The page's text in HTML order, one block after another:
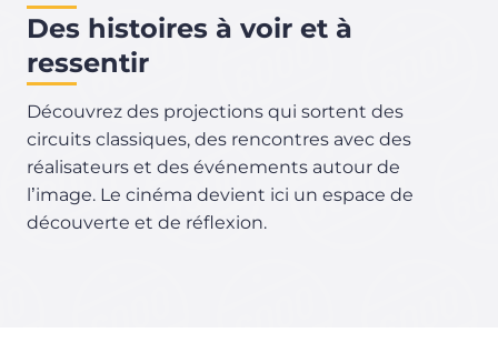
Des histoires à voir et à
ressentir
Découvrez des projections qui sortent des
circuits classiques, des rencontres avec des
réalisateurs et des événements autour de
l’image. Le cinéma devient ici un espace de
découverte et de réflexion.